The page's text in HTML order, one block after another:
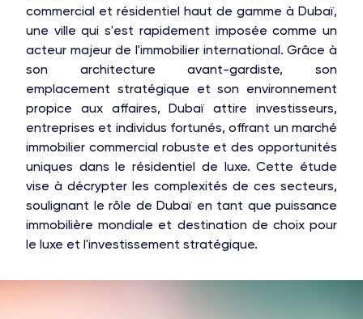
commercial et résidentiel haut de gamme à Dubaï,
une ville qui s'est rapidement imposée comme un
acteur majeur de l'immobilier international. Grâce à
son architecture avant-gardiste, son
emplacement stratégique et son environnement
propice aux affaires, Dubaï attire investisseurs,
entreprises et individus fortunés, offrant un marché
immobilier commercial robuste et des opportunités
uniques dans le résidentiel de luxe. Cette étude
vise à décrypter les complexités de ces secteurs,
soulignant le rôle de Dubaï en tant que puissance
immobilière mondiale et destination de choix pour
le luxe et l'investissement stratégique.